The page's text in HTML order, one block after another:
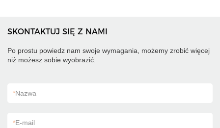
SKONTAKTUJ SIĘ Z NAMI
Po prostu powiedz nam swoje wymagania, możemy zrobić więcej
niż możesz sobie wyobrazić.
*Nazwa
*E-mail